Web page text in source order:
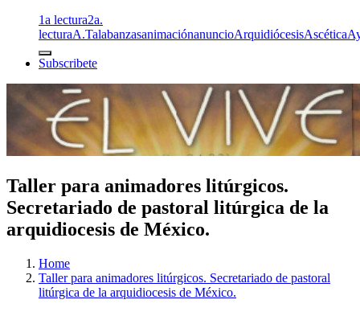
1a lectura2a.
lecturaA.TalabanzasanimaciónanuncioArquidiócesisAscética
Subscribete
Taller para animadores litúrgicos.
Secretariado de pastoral litúrgica de la
arquidiocesis de México.
Home
Taller para animadores litúrgicos. Secretariado de pastoral
litúrgica de la arquidiocesis de México.